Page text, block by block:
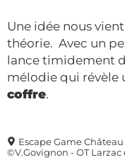
Escape Game
©V.Govignon - OT Larzac
Une idée nous
théorie. Avec un
lance timidement
mélodie qui révèle
coffre.